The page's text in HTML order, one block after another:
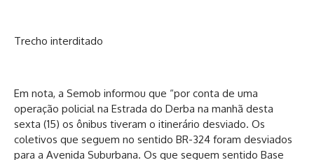
Trecho interditado
Em nota, a Semob informou que “por conta de uma
operação policial na Estrada do Derba na manhã desta
sexta (15) os ônibus tiveram o itinerário desviado. Os
coletivos que seguem no sentido BR-324 foram desviados
para a Avenida Suburbana. Os que seguem sentido Base